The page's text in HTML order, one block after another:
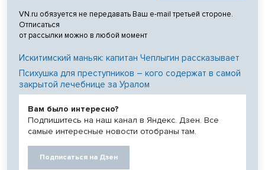
VN.ru обязуется не передавать Ваш e-mail третьей стороне.
Отписаться
от рассылки можно в любой момент
Искитимский маньяк: капитан Чеплыгин рассказывает
Психушка для преступников – кого содержат в самой
закрытой лечебнице за Уралом
Вам было интересно?
Подпишитесь на наш канал в Яндекс. Дзен. Все
самые интересные новости отобраны там.
Подписаться на Дзен